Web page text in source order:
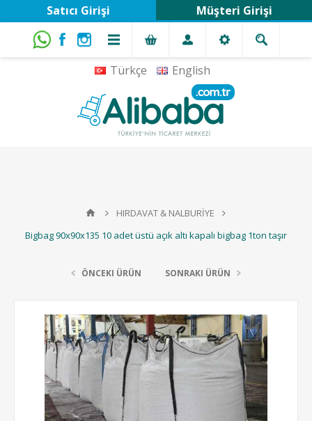
Türkçe English
Satıcı Girişi Müşteri Girişi
HIRDAVAT & NALBURİYE
Bigbag 90x90x135 10 adet üstü açık altı kapalı bigbag 1ton taşır
ÖNCEKI ÜRÜN SONRAKI ÜRÜN